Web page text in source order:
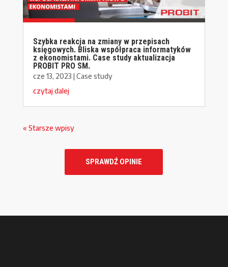
Szybka reakcja na zmiany w przepisach
księgowych. Bliska współpraca informatyków
z ekonomistami. Case study aktualizacja
PROBIT PRO SM.
cze 13, 2023 |Case study
czytaj dalej
« Starsze wpisy
SPRAWDŹ OPINIE